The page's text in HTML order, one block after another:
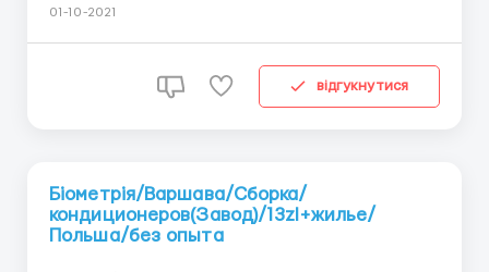
Обязанности: Сортировка, переноска, подготовка
разрабатывает, производит и продает шины для
01-10-2021
відгукнутися
Біометрія/Варшава/Сборка/
кондиционеров(Завод)/13zl+жилье/
Польша/без опыта